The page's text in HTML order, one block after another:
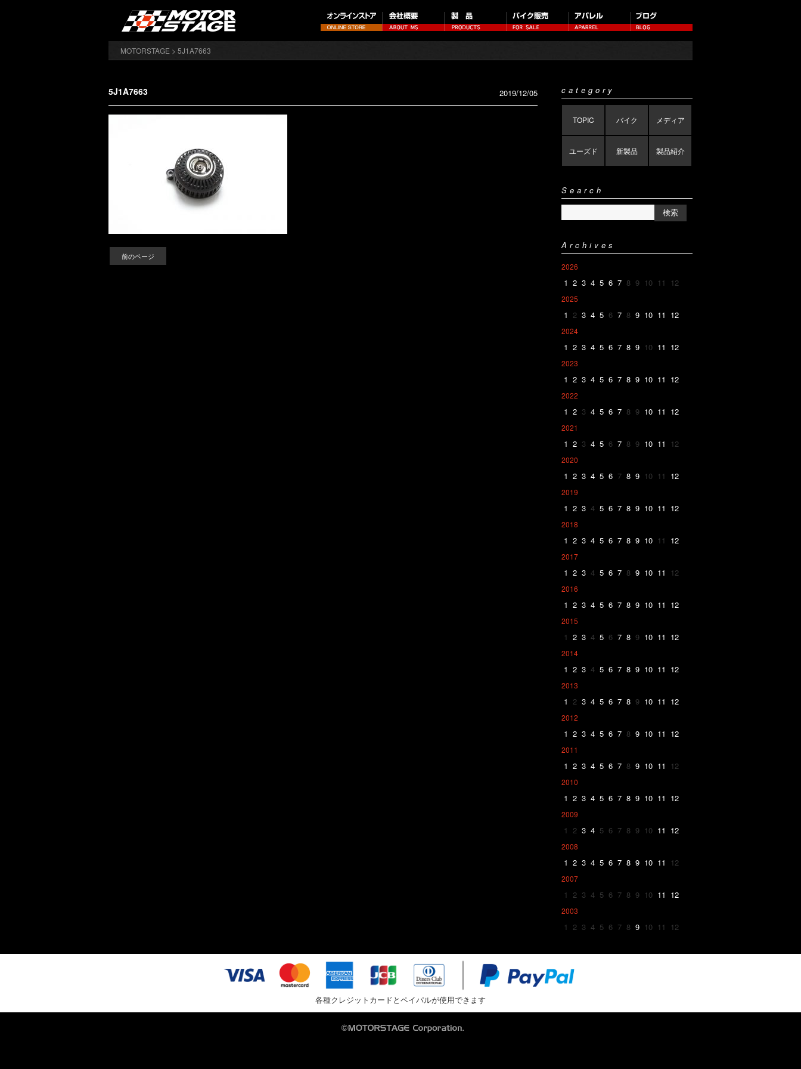
MOTORSTAGE > 5J1A7663
5J1A7663 2019/12/05
前のページ
category
TOPIC バイク メディア
ユーズド 新製品 製品紹介
Search
Archives
2026
1 2 3 4 5 6 7 8 9 10 11 12
2025
1 2 3 4 5 6 7 8 9 10 11 12
2024
1 2 3 4 5 6 7 8 9 10 11 12
2023
1 2 3 4 5 6 7 8 9 10 11 12
2022
1 2 3 4 5 6 7 8 9 10 11 12
2021
1 2 3 4 5 6 7 8 9 10 11 12
2020
1 2 3 4 5 6 7 8 9 10 11 12
2019
1 2 3 4 5 6 7 8 9 10 11 12
2018
1 2 3 4 5 6 7 8 9 10 11 12
2017
1 2 3 4 5 6 7 8 9 10 11 12
2016
1 2 3 4 5 6 7 8 9 10 11 12
2015
1 2 3 4 5 6 7 8 9 10 11 12
2014
1 2 3 4 5 6 7 8 9 10 11 12
2013
1 2 3 4 5 6 7 8 9 10 11 12
2012
1 2 3 4 5 6 7 8 9 10 11 12
2011
1 2 3 4 5 6 7 8 9 10 11 12
2010
1 2 3 4 5 6 7 8 9 10 11 12
2009
1 2 3 4 5 6 7 8 9 10 11 12
2008
1 2 3 4 5 6 7 8 9 10 11 12
2007
1 2 3 4 5 6 7 8 9 10 11 12
2003
1 2 3 4 5 6 7 8 9 10 11 12
各種クレジットカードとペイパルが使用できます